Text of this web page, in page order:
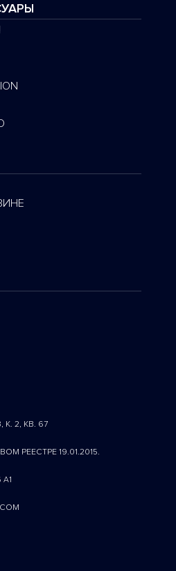
2, КВ. 67
РЕЕСТРЕ 19.01.2015.